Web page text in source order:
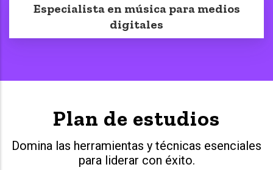
Especialista en música para medios
digitales
Plan de estudios
Domina las herramientas y técnicas esenciales
para liderar con éxito.